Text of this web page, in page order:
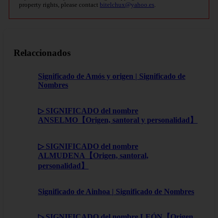
property rights, please contact bitelchux@yahoo.es
Relaccionados
Significado de Amós y origen | Significado de
Nombres
▷ SIGNIFICADO del nombre
ANSELMO【Origen, santoral y personalidad】
▷ SIGNIFICADO del nombre
ALMUDENA【Origen, santoral,
personalidad】
Significado de Ainhoa | Significado de Nombres